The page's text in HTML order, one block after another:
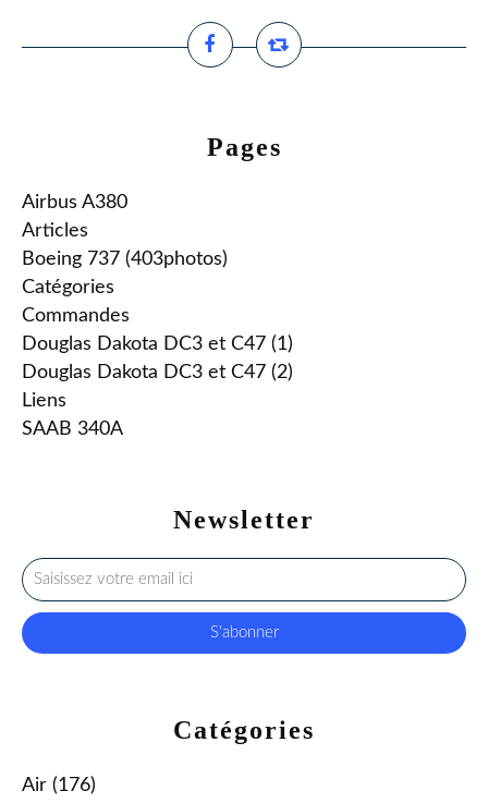
Newsletter
Catégories
Air (176)
Pages
Airbus A380
Articles
Boeing 737 (403photos)
Catégories
Commandes
Douglas Dakota DC3 et C47 (1)
Douglas Dakota DC3 et C47 (2)
Liens
SAAB 340A